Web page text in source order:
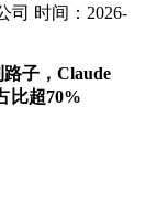
司 时间：2026-
子，Claude
比超70%